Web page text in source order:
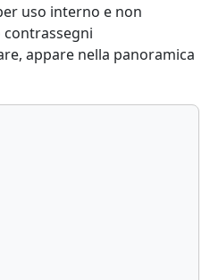
uso interno e non
contrassegni
appare nella panoramica